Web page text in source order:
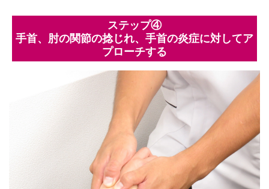
ステップ④
手首、肘の関節の捻じれ、手首の炎症に対してア
プローチする